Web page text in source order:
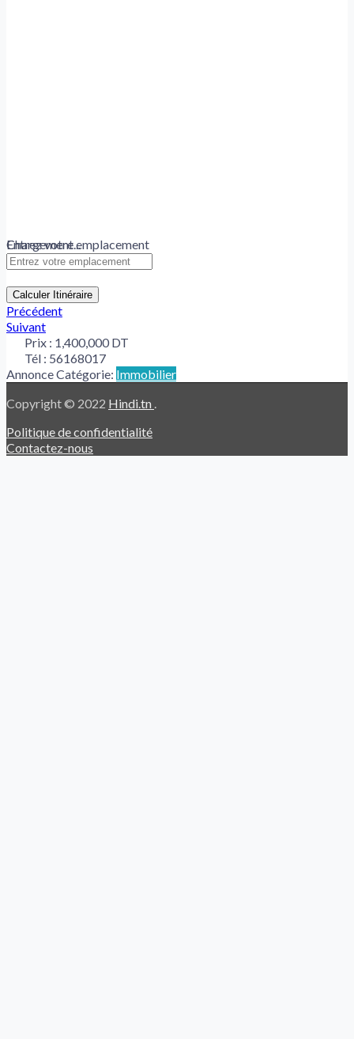
Chargement...
Entrez votre emplacement
Calculer Itinéraire
Précédent
Suivant
Prix : 1,400,000 DT
Tél : 56168017
Annonce Catégorie: Immobilier
Copyright © 2022 Hindi.tn .
Politique de confidentialité
Contactez-nous